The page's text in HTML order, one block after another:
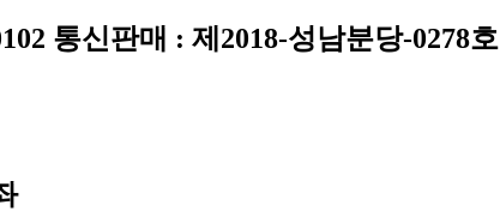
통신판매 : 제2018-성남분당-0278호